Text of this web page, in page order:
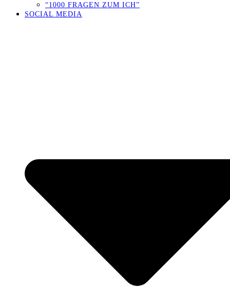
“1000 FRAGEN ZUM ICH”
SOCIAL MEDIA